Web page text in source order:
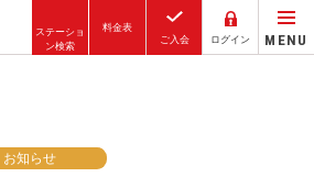
ステーショ
ン検索
料金表
ご入会
ログイン MENU
お知らせ